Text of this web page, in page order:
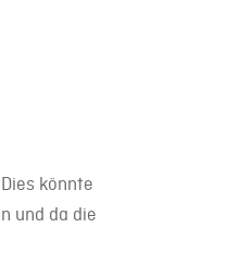
könnte
und da die